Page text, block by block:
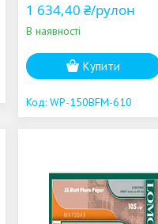
1 634,40 ₴/рулон
В наявності
Купити
WP-150BFM-610